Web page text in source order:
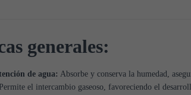
generales:
de agua: Absorbe y conserva la humedad,
Permite el intercambio gaseoso, favoreciendo el